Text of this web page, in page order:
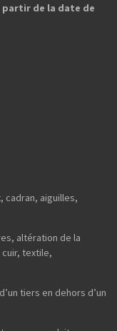
partir de la date de
cadran, aiguilles,
altération de la
textile,
tiers en dehors d’un